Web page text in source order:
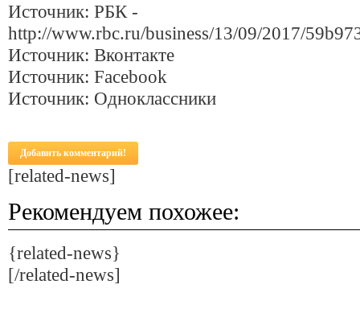
Источник: РБК -
http://www.rbc.ru/business/13/09/2017/
Источник: Вконтакте
Источник: Facebook
Источник: Одноклассники
Добавить комментарий!
[related-news]
Рекомендуем похожее:
{related-news}
[/related-news]